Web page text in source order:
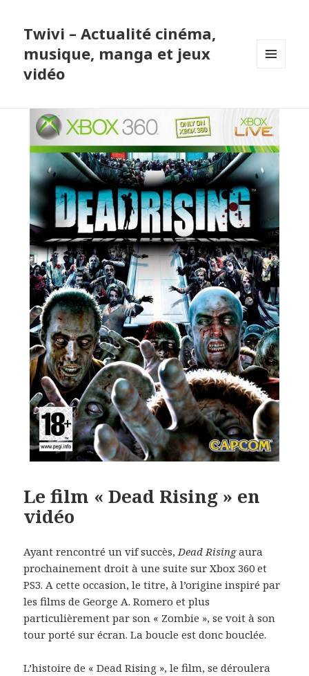
Twivi – Actualité cinéma,
musique, manga et jeux
vidéo
Le film « Dead Rising » en
vidéo
Ayant rencontré un vif succès, Dead Risingaura
prochainement droit à une suite sur Xbox 360 et
PS3. A cette occasion, le titre, à l’origine inspiré par
les films de George A. Romero et plus
particulièrement par son « Zombie », se voit à son
tour porté sur écran. La boucle est donc bouclée.
L’histoire de « Dead Rising », le film, se déroulera